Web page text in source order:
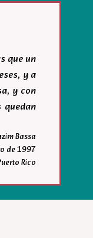
que un
y a
y con
quedan
Bassa
de 1997
Rico